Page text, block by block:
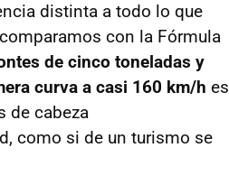
distinta a todo lo que
con la Fórmula
de cinco toneladas y
curva a casi 160 km/h es
de cabeza
como si de un turismo se